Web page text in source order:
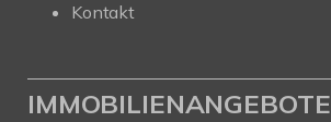
Kontakt
IMMOBILIENANGEBOTE